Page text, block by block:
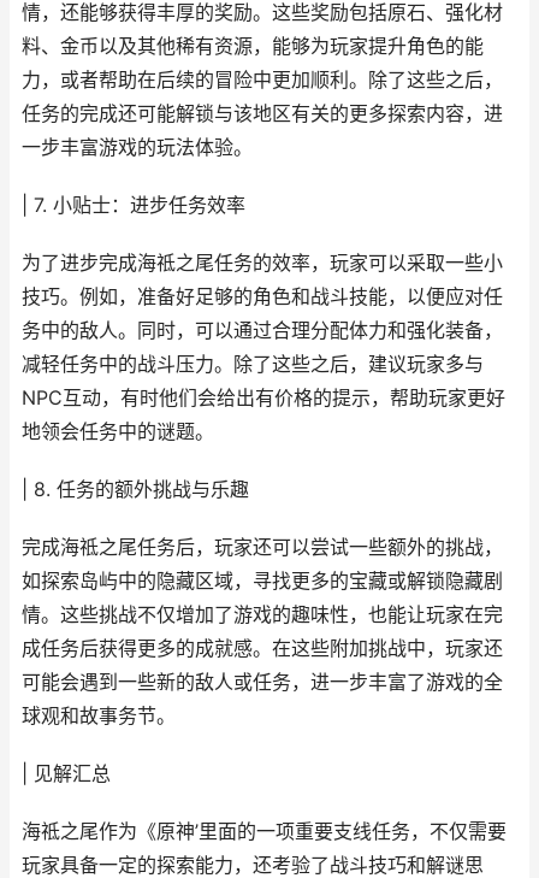
情，还能够获得丰厚的奖励。这些奖励包括原石、强化材
料、金币以及其他稀有资源，能够为玩家提升角色的能
力，或者帮助在后续的冒险中更加顺利。除了这些之后，
任务的完成还可能解锁与该地区有关的更多探索内容，进
一步丰富游戏的玩法体验。
| 7. 小贴士：进步任务效率
为了进步完成海祗之尾任务的效率，玩家可以采取一些小
技巧。例如，准备好足够的角色和战斗技能，以便应对任
务中的敌人。同时，可以通过合理分配体力和强化装备，
减轻任务中的战斗压力。除了这些之后，建议玩家多与
NPC互动，有时他们会给出有价格的提示，帮助玩家更好
地领会任务中的谜题。
| 8. 任务的额外挑战与乐趣
完成海祗之尾任务后，玩家还可以尝试一些额外的挑战，
如探索岛屿中的隐藏区域，寻找更多的宝藏或解锁隐藏剧
情。这些挑战不仅增加了游戏的趣味性，也能让玩家在完
成任务后获得更多的成就感。在这些附加挑战中，玩家还
可能会遇到一些新的敌人或任务，进一步丰富了游戏的全
球观和故事务节。
| 见解汇总
海祗之尾作为《原神’里面的一项重要支线任务，不仅需要
玩家具备一定的探索能力，还考验了战斗技巧和解谜思